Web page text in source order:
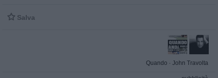
 Salva
Quando · John Travolta